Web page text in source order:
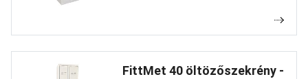
FittMet 40 öltözőszekrény -